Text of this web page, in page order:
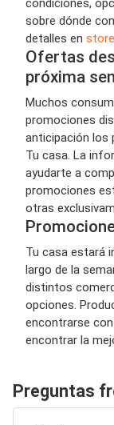
sobre dónde
detalles en
Ofertas
próxima
Muchos
promociones
anticipación los
Tu casa. La
ayudarte a
promociones
otras
Tu casa estará
largo de la
distintos
opciones.
encontrarse
encontrar la
Preguntas